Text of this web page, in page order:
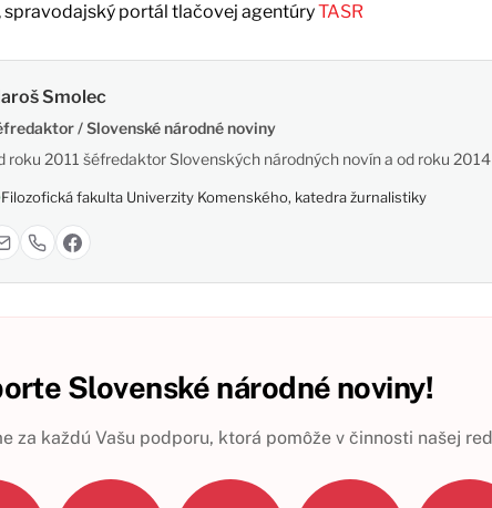
spravodajský portál tlačovej agentúryTASR
Smolec
/ Slovenské národné noviny
roku 2011 šéfredaktor Slovenských národných novín a od roku
Filozofická fakulta Univerzity Komenského, katedra žurnalistiky
Slovenské národné noviny!
za každú Vašu podporu, ktorá pomôže v činnosti našej